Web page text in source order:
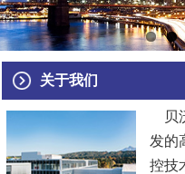
关于我们
贝
发的
控技